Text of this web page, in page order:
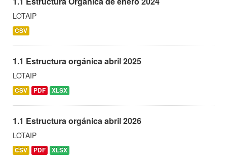
LOTAIP
CSV
1.1 Estructura orgánica abril 2025
LOTAIP
CSV PDF XLSX
1.1 Estructura orgánica abril 2026
LOTAIP
CSV PDF XLSX